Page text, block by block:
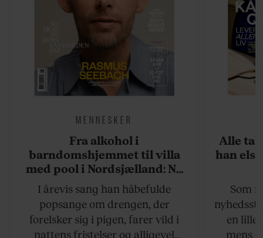
MENNESKER
Fra alkohol i
barndomshjemmet til villa
med pool i Nordsjælland: Nu
skal du høre sandheden om
Rasmus Seebach
I årevis sang han håbefulde
popsange om drengen, der
forelsker sig i pigen, farer vild i
nattens fristelser og alligevel
Alle
han
Som
en lille
mens